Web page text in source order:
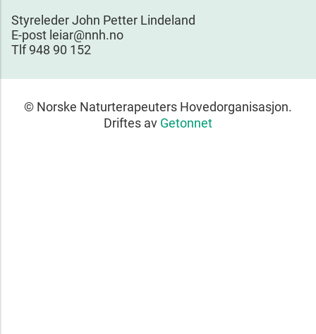
Styreleder John Petter Lindeland
E-post leiar@nnh.no
Tlf 948 90 152
© Norske Naturterapeuters Hovedorganisasjon.
Driftes av Getonnet